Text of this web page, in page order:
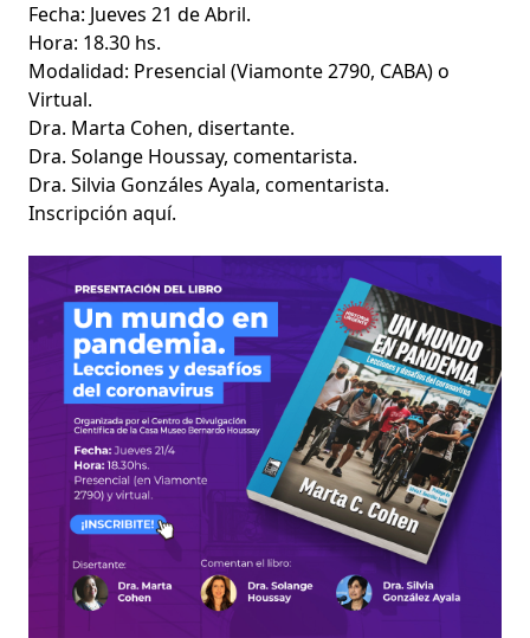
Fecha: Jueves 21 de Abril.
Hora: 18.30 hs.
Modalidad: Presencial (Viamonte 2790, CABA) o
Virtual.
Dra. Marta Cohen, disertante.
Dra. Solange Houssay, comentarista.
Dra. Silvia Gonzáles Ayala, comentarista.
Inscripción aquí.